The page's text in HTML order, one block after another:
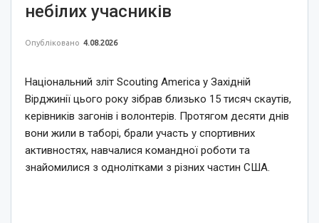
небілих учасників
Опубліковано 4.08.2026
Національний зліт Scouting America у Західній
Вірджинії цього року зібрав близько 15 тисяч скаутів,
керівників загонів і волонтерів. Протягом десяти днів
вони жили в таборі, брали участь у спортивних
активностях, навчалися командної роботи та
знайомилися з однолітками з різних частин США.